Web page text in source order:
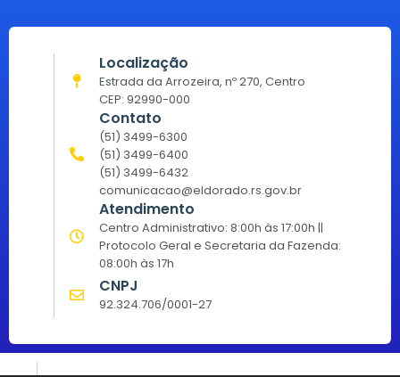
Localização
Estrada da Arrozeira, nº 270, Centro
CEP: 92990-000
Contato
(51) 3499-6300
(51) 3499-6400
(51) 3499-6432
comunicacao@eldorado.rs.gov.br
Atendimento
Centro Administrativo: 8:00h às 17:00h ||
Protocolo Geral e Secretaria da Fazenda:
08:00h às 17h
CNPJ
92.324.706/0001-27